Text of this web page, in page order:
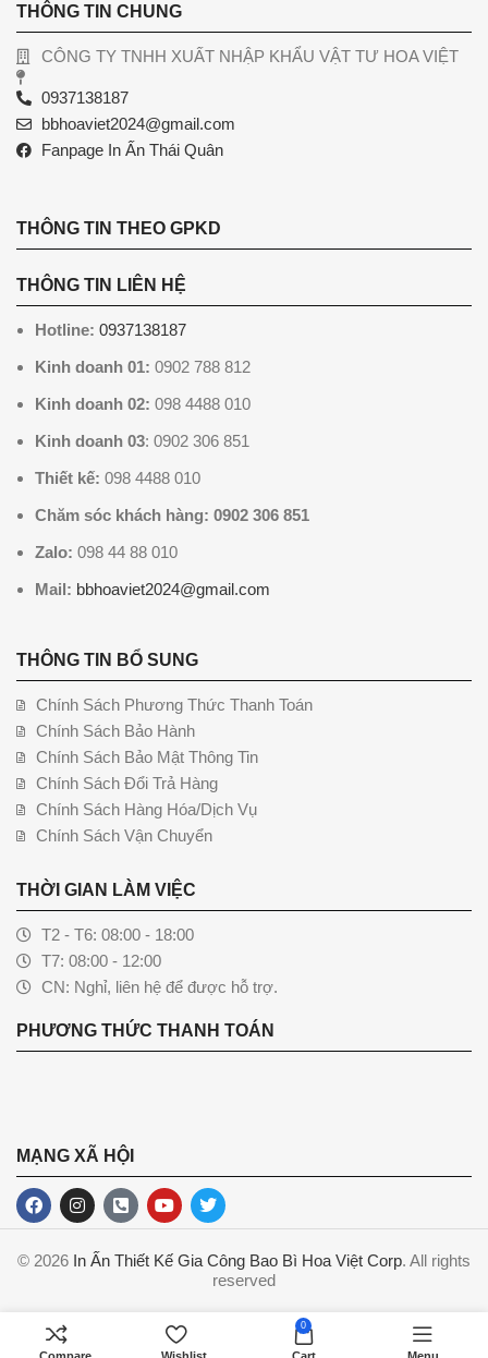
THÔNG TIN CHUNG
CÔNG TY TNHH XUẤT NHẬP KHẨU VẬT TƯ HOA VIỆT
0937138187
bbhoaviet2024@gmail.com
Fanpage In Ấn Thái Quân
THÔNG TIN THEO GPKD
THÔNG TIN LIÊN HỆ
Hotline: 0937138187
Kinh doanh 01: 0902 788 812
Kinh doanh 02: 098 4488 010
Kinh doanh 03: 0902 306 851
Thiết kế: 098 4488 010
Chăm sóc khách hàng: 0902 306 851
Zalo: 098 44 88 010
Mail: bbhoaviet2024@gmail.com
THÔNG TIN BỔ SUNG
Chính Sách Phương Thức Thanh Toán
Chính Sách Bảo Hành
Chính Sách Bảo Mật Thông Tin
Chính Sách Đổi Trả Hàng
Chính Sách Hàng Hóa/Dịch Vụ
Chính Sách Vận Chuyển
THỜI GIAN LÀM VIỆC
T2 - T6: 08:00 - 18:00
T7: 08:00 - 12:00
CN: Nghỉ, liên hệ để được hỗ trợ.
PHƯƠNG THỨC THANH TOÁN
MẠNG XÃ HỘI
© 2026 In Ấn Thiết Kế Gia Công Bao Bì Hoa Việt Corp. All rights
reserved
0